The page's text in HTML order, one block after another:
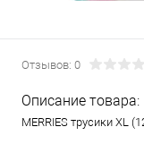
Отзывов: 0
Описание товара:
MERRIES трусики XL